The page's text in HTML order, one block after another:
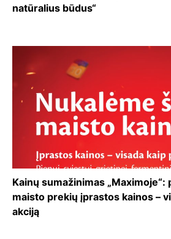
natūralius būdus“
Kainų sumažinimas
maisto prekių įprastos kainos –
akciją